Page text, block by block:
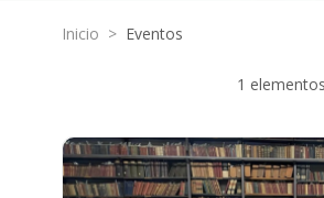
Inicio > Eventos
1